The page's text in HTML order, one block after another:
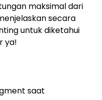
maksimal dari
secara
untuk diketahui
ya!